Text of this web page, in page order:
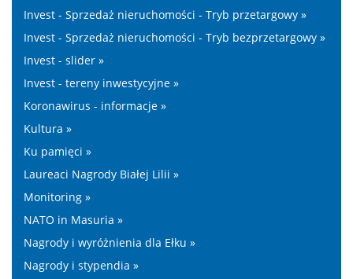
Invest - Sprzedaż nieruchomości - Tryb przetargowy »
Invest - Sprzedaż nieruchomości - Tryb bezprzetargowy »
Invest - slider »
Invest - tereny inwestycyjne »
Koronawirus - informacje »
Kultura »
Ku pamięci »
Laureaci Nagrody Białej Lilii »
Monitoring »
NATO in Masuria »
Nagrody i wyróżnienia dla Ełku »
Nagrody i stypendia »